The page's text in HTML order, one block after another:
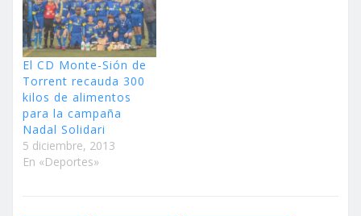
El CD Monte-Sión de
Torrent recauda 300
kilos de alimentos
para la campaña
Nadal Solidari
5 diciembre, 2013
En «Deportes»